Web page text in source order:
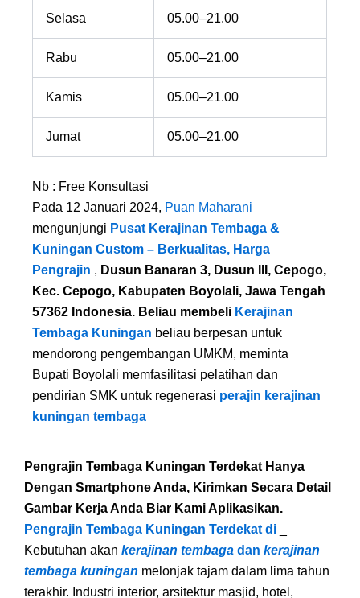
Selasa 05.00–21.00
Rabu 05.00–21.00
Kamis 05.00–21.00
Jumat 05.00–21.00
Nb : Free Konsultasi
Pada 12 Januari 2024, Puan Maharani
mengunjungi Pusat Kerajinan Tembaga &
Kuningan Custom – Berkualitas, Harga
Pengrajin , Dusun Banaran 3, Dusun III, Cepogo,
Kec. Cepogo, Kabupaten Boyolali, Jawa Tengah
57362 Indonesia. Beliau membeli Kerajinan
Tembaga Kuningan beliau berpesan untuk
mendorong pengembangan UMKM, meminta
Bupati Boyolali memfasilitasi pelatihan dan
pendirian SMK untuk regenerasi perajin kerajinan
kuningan tembaga
Pengrajin Tembaga Kuningan Terdekat Hanya
Dengan Smartphone Anda, Kirimkan Secara Detail
Gambar Kerja Anda Biar Kami Aplikasikan.
Pengrajin Tembaga Kuningan Terdekat di
Kebutuhan akan kerajinan tembaga dan kerajinan
tembaga kuningan melonjak tajam dalam lima tahun
terakhir. Industri interior, arsitektur masjid, hotel,